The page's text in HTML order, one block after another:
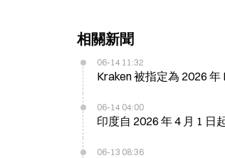
相關新聞
06-14 11:32
Kraken 被指定為 2026
06-14 04:00
印度自 2026 年 4 月 1 日
06-13 08:36